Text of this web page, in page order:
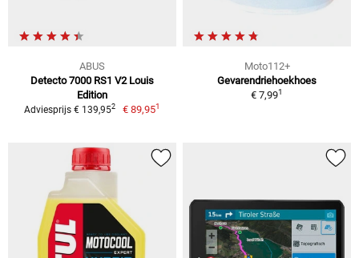
ABUS
Detecto 7000 RS1 V2 Louis
Edition
Adviesprijs € 139,952 € 89,951
Moto112+
Gevarendriehoekhoes
€ 7,991